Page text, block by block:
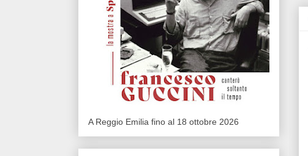
A Reggio Emilia fino al 18 ottobre 2026